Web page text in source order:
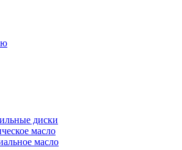
диски
масло
масло